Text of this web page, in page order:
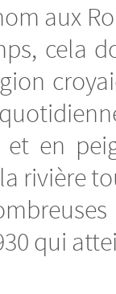
aux
cela
en
rivière
qui